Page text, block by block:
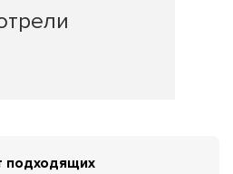
подходящих